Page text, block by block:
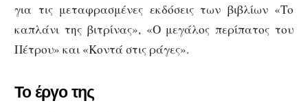
για τις μεταφρασμένες εκδόσεις των βιβλίων «Το
καπλάνι της βιτρίνας», «Ο μεγάλος περίπατος του
Πέτρου» και «Κοντά στις ράγες».
Το έργο της